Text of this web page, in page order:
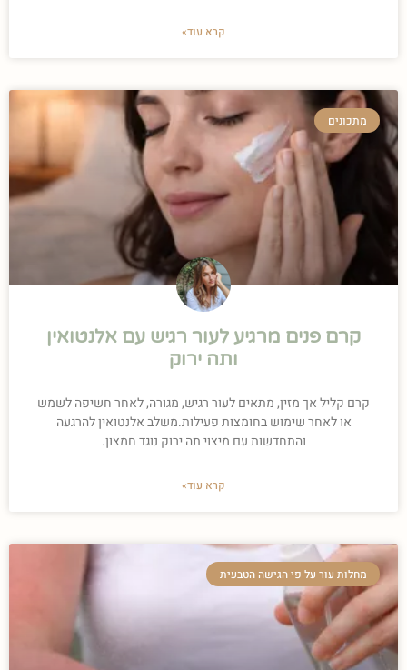
קרא עוד»
מתכונים
קרם פנים מרגיע לעור רגיש עם אלנטואין
ותה ירוק
קרם קליל אך מזין, מתאים לעור רגיש, מגורה, לאחר חשיפה לשמש
או לאחר שימוש בחומצות פעילות.משלב אלנטואין להרגעה
והתחדשות עם מיצוי תה ירוק נוגד חמצון.
קרא עוד»
מחלות עור על פי הגישה הטבעית